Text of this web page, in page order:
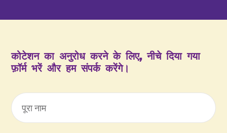
कोटेशन का अनुरोध करने के लिए, नीचे दिया गया
फ़ॉर्म भरें और हम संपर्क करेंगे।